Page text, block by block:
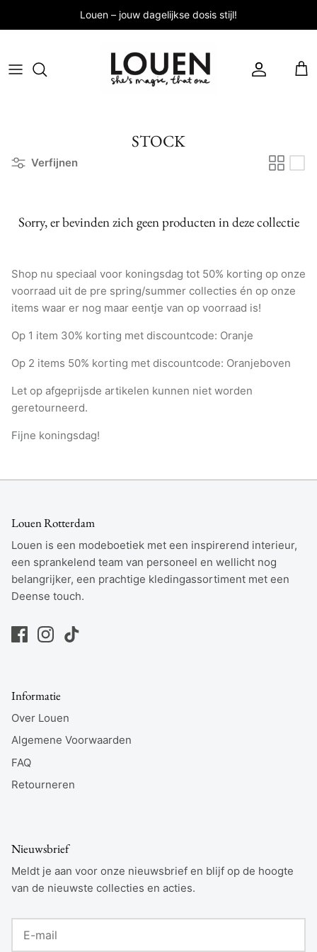
Louen – jouw dagelijkse dosis stijl!
A/W 2026
Nieuwe collectie, nieuwe look! Shop jouw
Louen favorieten voor 2026
Alle Tops
Sieraden
Ontdek nu
Bestsellers Workwear
Louen's picks
Shop Second Female
Nieuws
STOCK
Verfijnen
Sorry, er bevinden zich geen producten in deze collectie
Shop nu speciaal voor koningsdag tot 50% korting op onze
voorraad uit de pre spring/summer collecties én op onze
items waar er nog maar eentje van op voorraad is!
Op 1 item 30% korting met discountcode: Oranje
Op 2 items 50% korting met discountcode: Oranjeboven
Let op afgeprijsde artikelen kunnen niet worden
geretourneerd.
Fijne koningsdag!
Louen Rotterdam
Louen is een modeboetiek met een inspirerend interieur,
een sprankelend team van personeel en wellicht nog
belangrijker, een prachtige kledingassortiment met een
Deense touch.
Informatie
Over Louen
Algemene Voorwaarden
FAQ
Retourneren
Nieuwsbrief
Meldt je aan voor onze nieuwsbrief en blijf op de hoogte
van de nieuwste collecties en acties.